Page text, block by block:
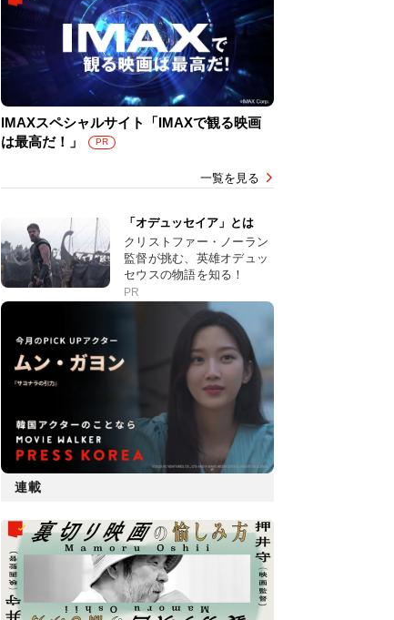
IMAXスペシャルサイト「IMAXで観る映画
は最高だ！」
PR
一覧を見る
「オデュッセイア」とは
クリストファー・ノーラン
監督が挑む、英雄オデュッ
セウスの物語を知る！
PR
連載